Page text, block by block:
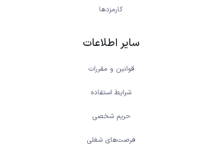
کارمزدها
سایر اطلاعات
قوانین و مقررات
شرایط استفاده
حریم شخصی
فرصت‌های شغلی